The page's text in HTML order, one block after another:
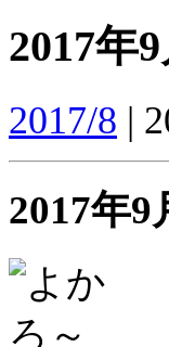
2017年
2017/8 |
2017年9